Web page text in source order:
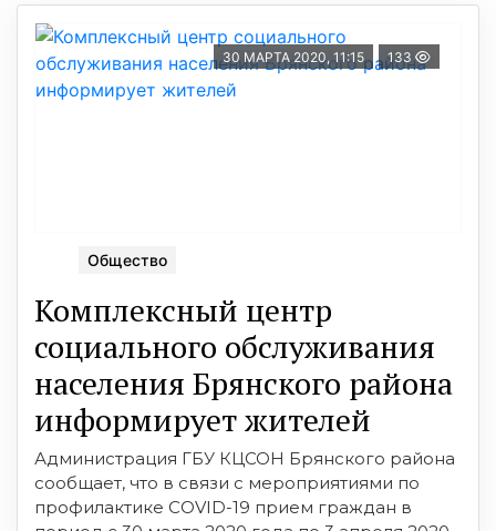
30 МАРТА 2020, 11:15 133
Общество
Комплексный центр
социального обслуживания
населения Брянского района
информирует жителей
Администрация ГБУ КЦСОН Брянского района
сообщает, что в связи с мероприятиями по
профилактике CОVID-19 прием граждан в